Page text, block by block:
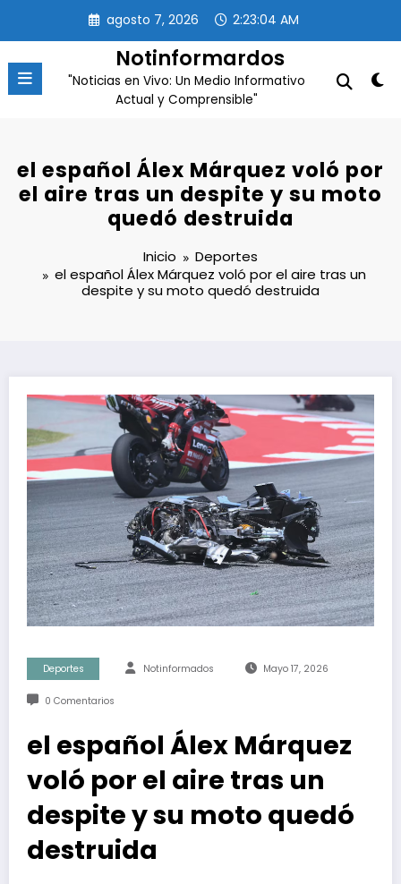
contenido
agosto 7, 2026 2:23:05 AM
Notinformardos
"Noticias en Vivo: Un Medio Informativo
Actual y Comprensible"
el español Álex Márquez voló por
el aire tras un despite y su moto
quedó destruida
Inicio
Deportes
el español Álex Márquez voló por el aire tras un
despite y su moto quedó destruida
Deportes Notinformados Mayo 17, 2026
0 Comentarios
el español Álex Márquez
voló por el aire tras un
despite y su moto quedó
destruida